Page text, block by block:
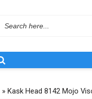
» Kask Head 8142 Mojo